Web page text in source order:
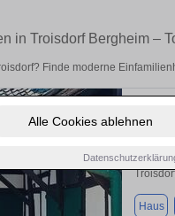
Alle Cookies ablehnen
in Troisdorf Bergheim –
Finde moderne
Haus